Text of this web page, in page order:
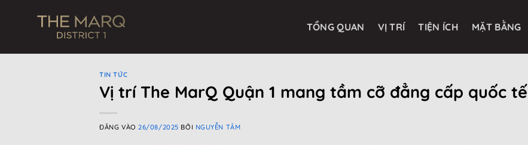
dung
TỔNG QUAN VỊ TRÍ TIỆN ÍCH MẶT BẰNG
TIN TỨC
Vị trí The MarQ Quận 1 mang tầm cỡ đẳng cấp quốc tế
ĐĂNG VÀO26/08/2025 BỞI NGUYỄN TÂM